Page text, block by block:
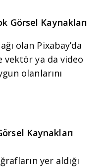
Görsel Kaynakları
olan Pixabay’da
vektör ya da video
olanlarını
Kaynakları
yer aldığı